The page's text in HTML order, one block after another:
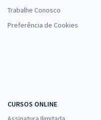
Trabalhe Conosco
Preferência de Cookies
CURSOS ONLINE